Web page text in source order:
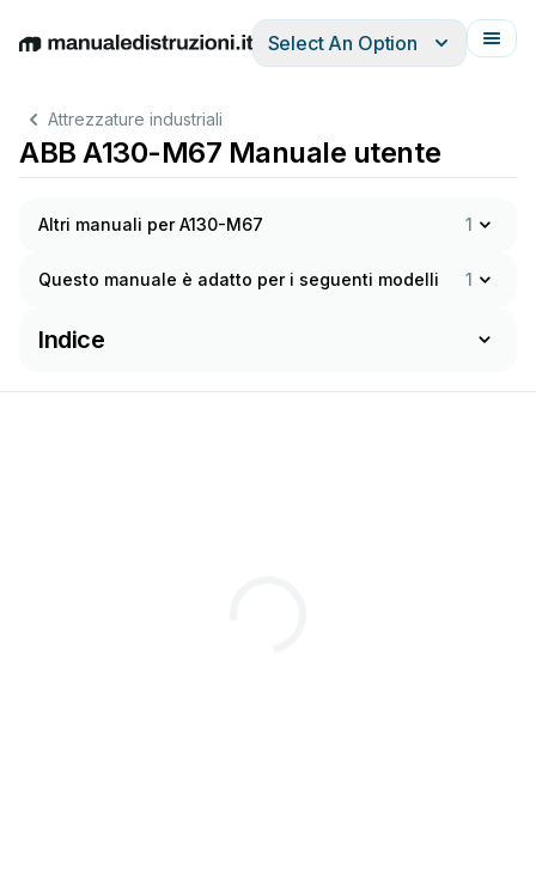
EnglishDeutschEspañolItalianoFrançais
Select An Option
Attrezzature industriali
ABB A130-M67 Manuale utente
Altri manuali per A130-M67 1
Questo manuale è adatto per i seguenti modelli 1
Indice